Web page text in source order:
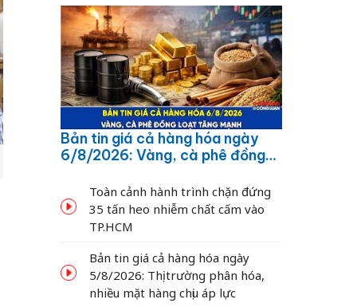
Bản tin giá cả hàng hóa ngày
6/8/2026: Vàng, cà phê đồng
Toàn cảnh hành trình chặn đứng
35 tấn heo nhiễm chất cấm vào
TP.HCM
Bản tin giá cả hàng hóa ngày
5/8/2026: Thị trường phân hóa,
nhiều mặt hàng chịu áp lực